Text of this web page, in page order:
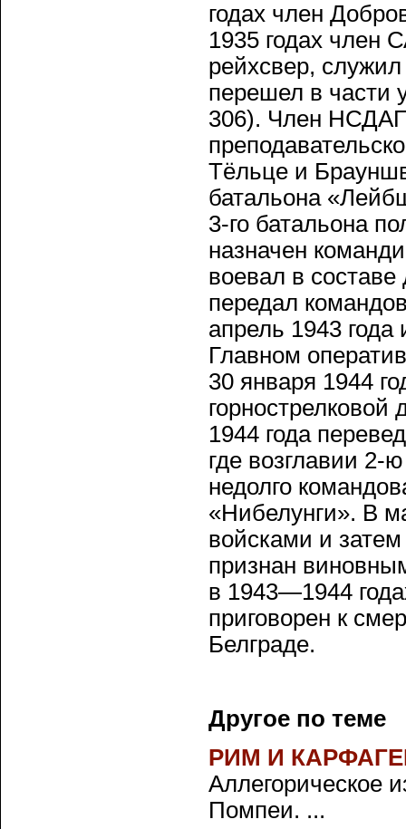
годах член
1935 годах член
рейхсвер, служил
перешел в части
306). Член
Тёльце и
батальона
3-го батальона
назначен
воевал в
передал
апрель 1943
Главном
30 января 1944
1944 года
где возглавии 2-
недолго
«Нибелунги». В
войсками и
признан
в 1943—1944
приговорен к
Белграде.
Другое по теме
РИМ И
Аллегорическое
Помпеи. ...